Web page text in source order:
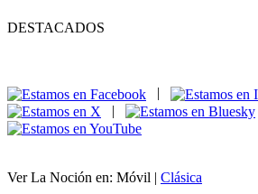
DESTACADOS
|
|
Ver La Noción en: Móvil | Clásica